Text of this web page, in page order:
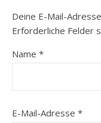
Deine E-Mail-
Erforderliche Felder
Name *
E-Mail-Adresse *